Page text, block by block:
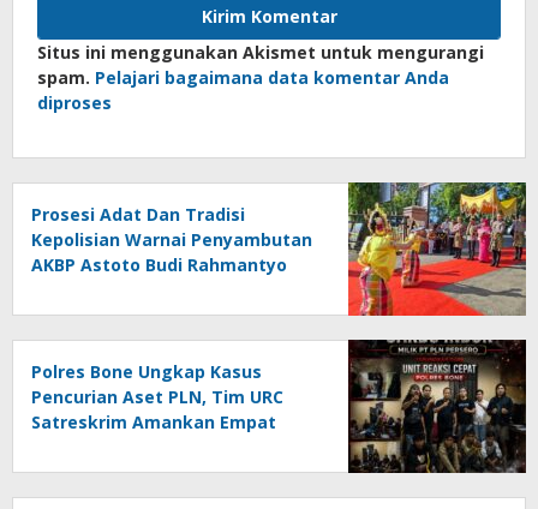
Situs ini menggunakan Akismet untuk mengurangi
spam. Pelajari bagaimana data komentar Anda
diproses
Prosesi Adat Dan Tradisi
Kepolisian Warnai Penyambutan
AKBP Astoto Budi Rahmantyo
Polres Bone Ungkap Kasus
Pencurian Aset PLN, Tim URC
Satreskrim Amankan Empat